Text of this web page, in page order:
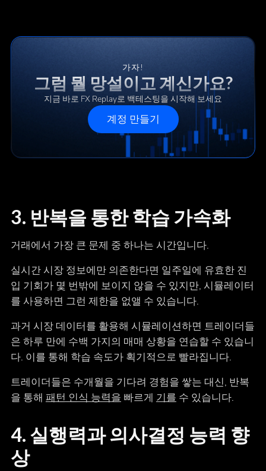
가자!
그럼 뭘 망설이고 계신가요?
지금 바로 FX Replay로 백테스팅을 시작해 보세요
계정 만들기
3. 반복을 통한 학습 가속화
거래에서 가장 큰 문제 중 하나는 시간입니다.
실시간 시장 정보에만 의존한다면 일주일에 유효한 진
입 기회가 몇 번밖에 보이지 않을 수 있지만, 시뮬레이터
를 사용하면 그런 제한을 없앨 수 있습니다.
과거 시장 데이터를 활용해 시뮬레이션하면 트레이더들
은 하루 만에 수백 가지의 매매 상황을 연습할 수 있습니
다. 이를 통해 학습 속도가 획기적으로 빨라집니다.
트레이더들은 수개월을 기다려 경험을 쌓는 대신, 반복
을 통해 패턴 인식 능력을 빠르게 기를 수 있습니다.
4. 실행력과 의사결정 능력 향
상